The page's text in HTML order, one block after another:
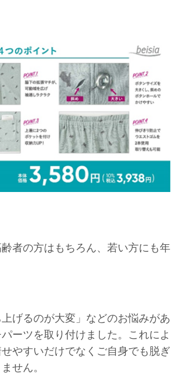
者の方はもちろん、若い方にも年
げるのが大変」などのお悩みがあ
ーツを取り付けました。これによ
やすいだけでなくご自身でも脱ぎ
せん。